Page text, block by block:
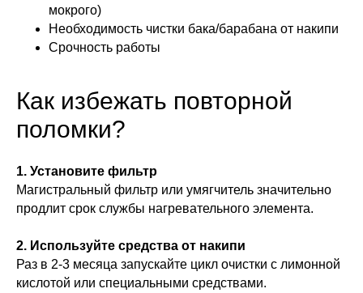
мокрого)
Необходимость чистки бака/барабана от накипи
Срочность работы
Как избежать повторной
поломки?
1. Установите фильтр
Магистральный фильтр или умягчитель значительно
продлит срок службы нагревательного элемента.
2. Используйте средства от накипи
Раз в 2-3 месяца запускайте цикл очистки с лимонной
кислотой или специальными средствами.